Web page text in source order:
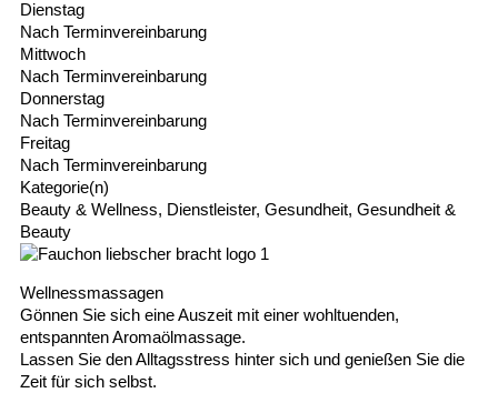
Dienstag
Nach Terminvereinbarung
Mittwoch
Nach Terminvereinbarung
Donnerstag
Nach Terminvereinbarung
Freitag
Nach Terminvereinbarung
Kategorie(n)
Beauty & Wellness, Dienstleister, Gesundheit, Gesundheit &
Beauty
Wellnessmassagen
Gönnen Sie sich eine Auszeit mit einer wohltuenden,
entspannten Aromaölmassage.
Lassen Sie den Alltagsstress hinter sich und genießen Sie die
Zeit für sich selbst.